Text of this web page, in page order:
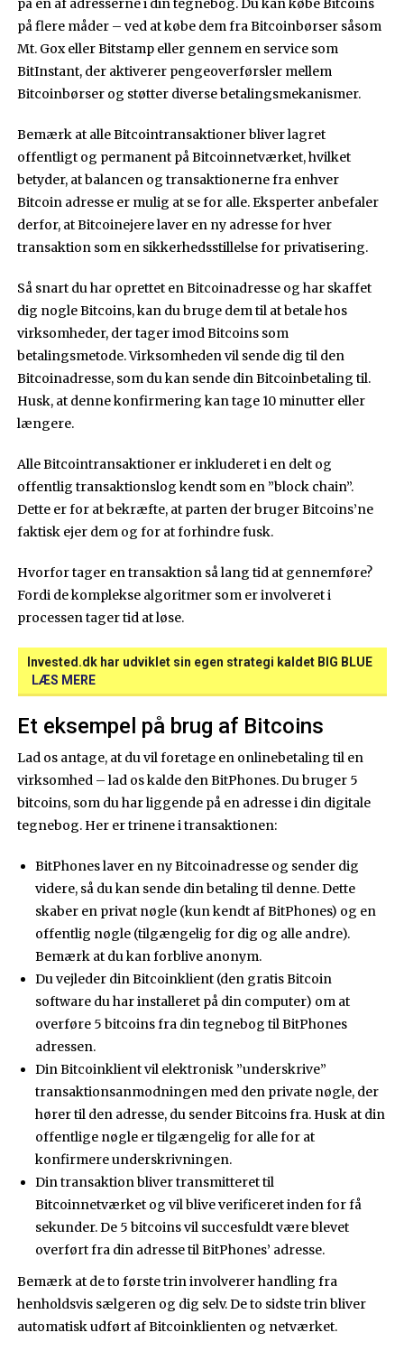
på flere måder – ved at købe dem fra Bitcoinbørser såsom
Mt. Gox eller Bitstamp eller gennem en service som
BitInstant, der aktiverer pengeoverførsler mellem
Bitcoinbørser og støtter diverse betalingsmekanismer.
Bemærk at alle Bitcointransaktioner bliver lagret
offentligt og permanent på Bitcoinnetværket, hvilket
betyder, at balancen og transaktionerne fra enhver
Bitcoin adresse er mulig at se for alle. Eksperter anbefaler
derfor, at Bitcoinejere laver en ny adresse for hver
transaktion som en sikkerhedsstillelse for privatisering.
Så snart du har oprettet en Bitcoinadresse og har skaffet
dig nogle Bitcoins, kan du bruge dem til at betale hos
virksomheder, der tager imod Bitcoins som
betalingsmetode. Virksomheden vil sende dig til den
Bitcoinadresse, som du kan sende din Bitcoinbetaling til.
Husk, at denne konfirmering kan tage 10 minutter eller
længere.
Alle Bitcointransaktioner er inkluderet i en delt og
offentlig transaktionslog kendt som en ”block chain”.
Dette er for at bekræfte, at parten der bruger Bitcoins’ne
faktisk ejer dem og for at forhindre fusk.
Hvorfor tager en transaktion så lang tid at gennemføre?
Fordi de komplekse algoritmer som er involveret i
processen tager tid at løse.
Invested.dk har udviklet sin egen strategi kaldet BIG BLUE
LÆS MERE
Et eksempel på brug af Bitcoins
Lad os antage, at du vil foretage en onlinebetaling til en
virksomhed – lad os kalde den BitPhones. Du bruger 5
bitcoins, som du har liggende på en adresse i din digitale
tegnebog. Her er trinene i transaktionen:
BitPhones laver en ny Bitcoinadresse og sender dig
videre, så du kan sende din betaling til denne. Dette
skaber en privat nøgle (kun kendt af BitPhones) og en
offentlig nøgle (tilgængelig for dig og alle andre).
Bemærk at du kan forblive anonym.
Du vejleder din Bitcoinklient (den gratis Bitcoin
software du har installeret på din computer) om at
overføre 5 bitcoins fra din tegnebog til BitPhones
adressen.
Din Bitcoinklient vil elektronisk ”underskrive”
transaktionsanmodningen med den private nøgle, der
hører til den adresse, du sender Bitcoins fra. Husk at din
offentlige nøgle er tilgængelig for alle for at
konfirmere underskrivningen.
Din transaktion bliver transmitteret til
Bitcoinnetværket og vil blive verificeret inden for få
sekunder. De 5 bitcoins vil succesfuldt være blevet
overført fra din adresse til BitPhones’ adresse.
Bemærk at de to første trin involverer handling fra
henholdsvis sælgeren og dig selv. De to sidste trin bliver
automatisk udført af Bitcoinklienten og netværket.